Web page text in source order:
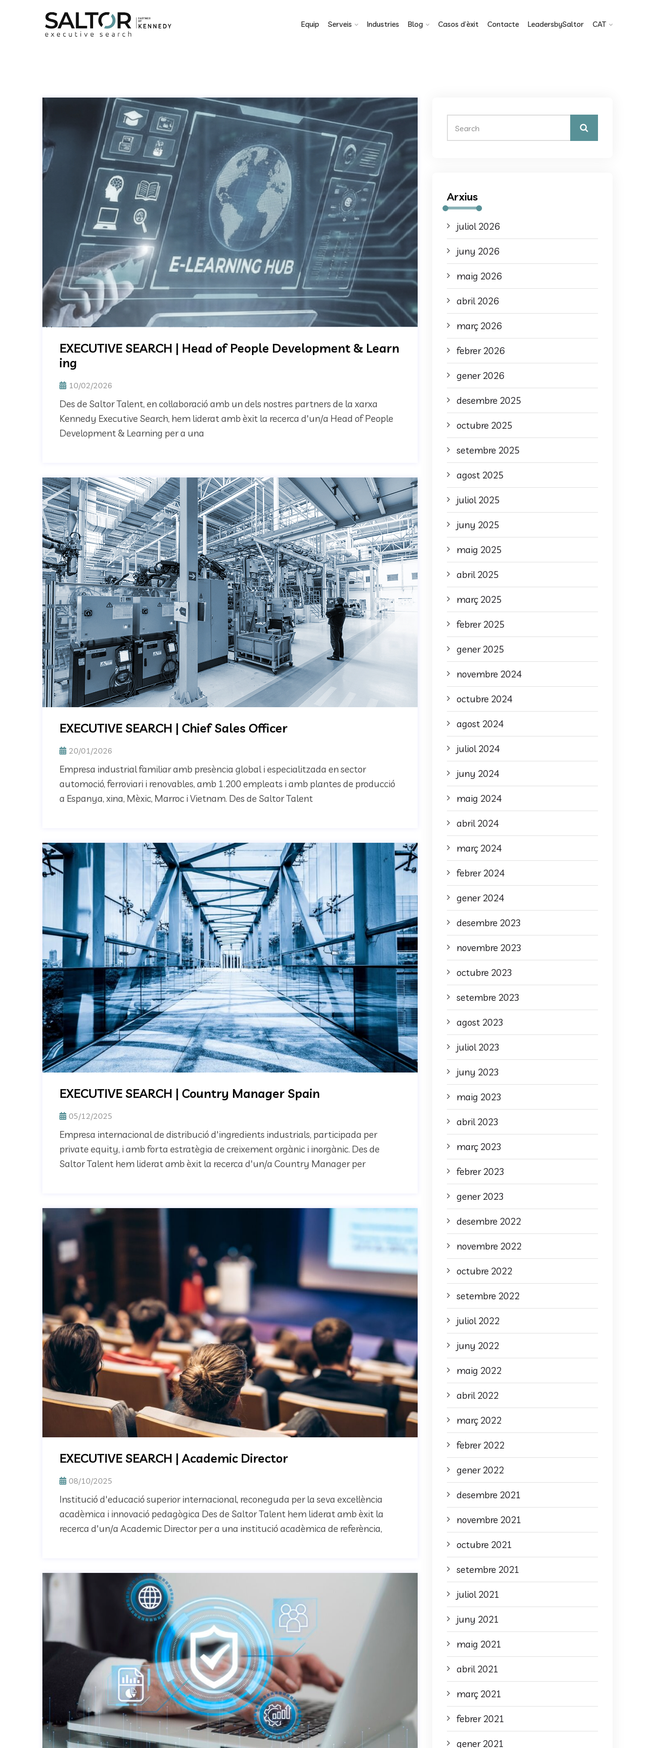
Equip Serveis Industries Blog Casos d’èxit Contacte LeadersbySaltor CAT
EXECUTIVE SEARCH | Head of People Development & Learn
ing
10/02/2026
Des de Saltor Talent, en col·laboració amb un dels nostres partners de la xarxa
Kennedy Executive Search, hem liderat amb èxit la recerca d'un/a Head of People
Development & Learning per a una
EXECUTIVE SEARCH | Chief Sales Officer
20/01/2026
Empresa industrial familiar amb presència global i especialitzada en sector
automoció, ferroviari i renovables, amb 1.200 empleats i amb plantes de producció
a Espanya, xina, Mèxic, Marroc i Vietnam. Des de Saltor Talent
EXECUTIVE SEARCH | Country Manager Spain
05/12/2025
Empresa internacional de distribució d'ingredients industrials, participada per
private equity, i amb forta estratègia de creixement orgànic i inorgànic. Des de
Saltor Talent hem liderat amb èxit la recerca d'un/a Country Manager per
EXECUTIVE SEARCH | Academic Director
08/10/2025
Institució d'educació superior internacional, reconeguda per la seva excel·lència
acadèmica i innovació pedagògica Des de Saltor Talent hem liderat amb èxit la
recerca d'un/a Academic Director per a una institució acadèmica de referència,
Arxius
juliol 2026
juny 2026
maig 2026
abril 2026
març 2026
febrer 2026
gener 2026
desembre 2025
octubre 2025
setembre 2025
agost 2025
juliol 2025
juny 2025
maig 2025
abril 2025
març 2025
febrer 2025
gener 2025
novembre 2024
octubre 2024
agost 2024
juliol 2024
juny 2024
maig 2024
abril 2024
març 2024
febrer 2024
gener 2024
desembre 2023
novembre 2023
octubre 2023
setembre 2023
agost 2023
juliol 2023
juny 2023
maig 2023
abril 2023
març 2023
febrer 2023
gener 2023
desembre 2022
novembre 2022
octubre 2022
setembre 2022
juliol 2022
juny 2022
maig 2022
abril 2022
març 2022
febrer 2022
gener 2022
desembre 2021
novembre 2021
octubre 2021
setembre 2021
juliol 2021
juny 2021
maig 2021
abril 2021
març 2021
febrer 2021
gener 2021